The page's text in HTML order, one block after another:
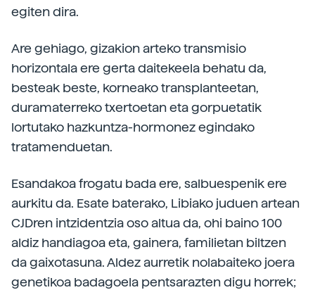
egiten dira.
Are gehiago, gizakion arteko transmisio
horizontala ere gerta daitekeela behatu da,
besteak beste, korneako transplanteetan,
duramaterreko txertoetan eta gorpuetatik
lortutako hazkuntza-hormonez egindako
tratamenduetan.
Esandakoa frogatu bada ere, salbuespenik ere
aurkitu da. Esate baterako, Libiako juduen artean
CJDren intzidentzia oso altua da, ohi baino 100
aldiz handiagoa eta, gainera, familietan biltzen
da gaixotasuna. Aldez aurretik nolabaiteko joera
genetikoa badagoela pentsarazten digu horrek;